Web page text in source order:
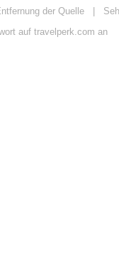
der Quelle
auf travelperk.com an